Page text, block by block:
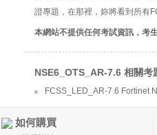
證專題，在那裡，妳將看到所有
本網站不提供任何考試資訊，考
NSE6_OTS_AR-7.6 相關考
FCSS_LED_AR-7.6 Fortinet
如何購買